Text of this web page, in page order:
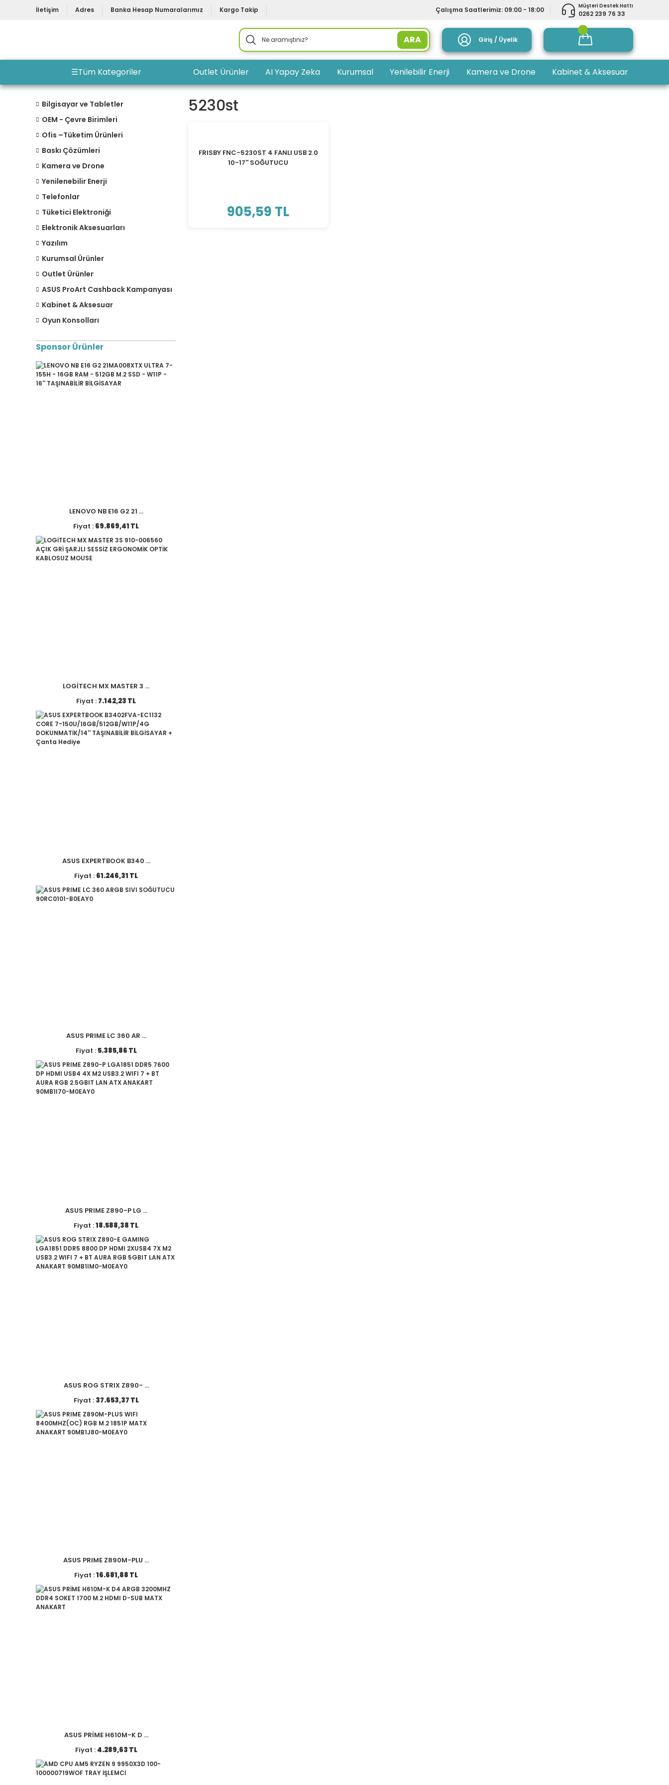
İletişim Adres Banka Hesap Numaralarımız Kargo Takip Çalışma Saatlerimiz: 09:00 - 18:00 Müşteri Destek Hattı
0262 239 76 33
ARA Giriş / Üyelik
☰Tüm Kategoriler Outlet Ürünler AI Yapay Zeka Kurumsal Yenilebilir Enerji Kamera ve Drone Kabinet & Aksesuar
Bilgisayar ve Tabletler
OEM - Çevre Birimleri
Ofis –Tüketim Ürünleri
Baskı Çözümleri
Kamera ve Drone
Yenilenebilir Enerji
Telefonlar
Tüketici Elektroniği
Elektronik Aksesuarları
Yazılım
Kurumsal Ürünler
Outlet Ürünler
ASUS ProArt Cashback Kampanyası
Kabinet & Aksesuar
Oyun Konsolları
Sponsor Ürünler
LENOVO NB E16 G2 21 ...
Fiyat : 69.869,41 TL
LOGİTECH MX MASTER 3 ...
Fiyat : 7.142,23 TL
ASUS EXPERTBOOK B340 ...
Fiyat : 61.246,31 TL
ASUS PRIME LC 360 AR ...
Fiyat : 5.385,86 TL
ASUS PRIME Z890-P LG ...
Fiyat :18.588,38 TL
ASUS ROG STRIX Z890- ...
Fiyat : 37.653,37 TL
ASUS PRIME Z890M-PLU ...
Fiyat :16.681,88 TL
ASUS PRİME H610M-K D ...
Fiyat : 4.289,63 TL
5230st
FRISBY FNC-5230ST 4 FANLI USB 2.0
10-17'' SOĞUTUCU
905,59 TL